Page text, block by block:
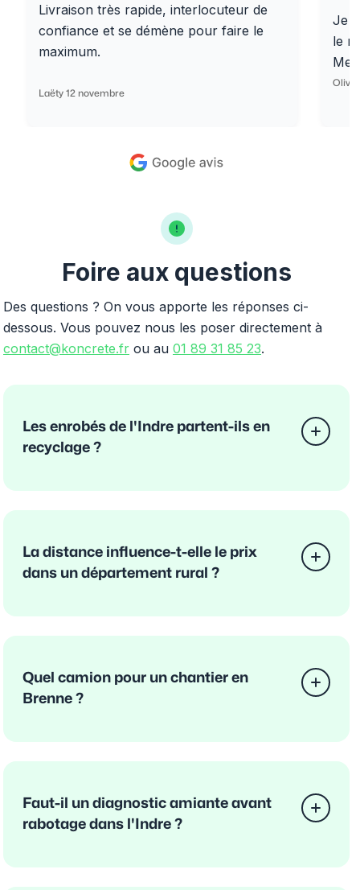
Livraison très rapide, interlocuteur de
confiance et se démène pour faire le
maximum.
Laëty 12 novembre
Je
le
Foire aux questions
Des questions ? On vous apporte les réponses ci-
dessous. Vous pouvez nous les poser directement à
contact@koncrete.fr ou au 01 89 31 85 23.
Les enrobés de l'Indre partent-ils en
recyclage ?
La distance influence-t-elle le prix
dans un département rural ?
Quel camion pour un chantier en
Brenne ?
Faut-il un diagnostic amiante avant
rabotage dans l'Indre ?